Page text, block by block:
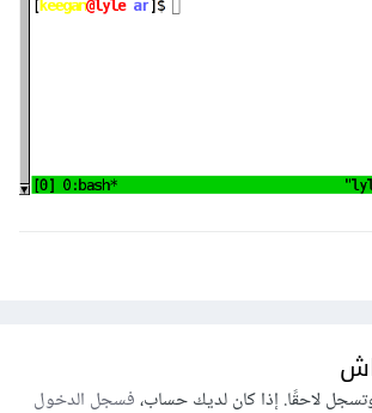
لاحقًا. إذا كان لديك حساب،فسجل الدخول